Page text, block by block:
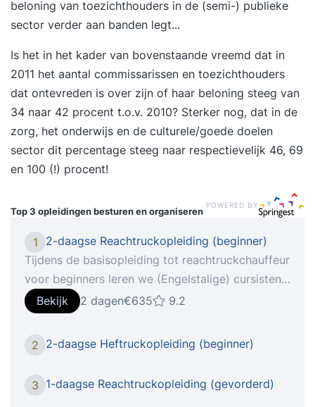
beloning van toezichthouders in de (semi-) publieke
sector verder aan banden legt...
Is het in het kader van bovenstaande vreemd dat in
2011 het aantal commissarissen en toezichthouders
dat ontevreden is over zijn of haar beloning steeg van
34 naar 42 procent t.o.v. 2010? Sterker nog, dat in de
zorg, het onderwijs en de culturele/goede doelen
sector dit percentage steeg naar respectievelijk 46, 69
en 100 (!) procent!
Top 3 opleidingenbesturen en organiseren
POWERED BY
1
2-daagse Reachtruckopleiding (beginner)
Tijdens de basisopleiding tot reachtruckchauffeur
voor beginners leren we (Engelstalige) cursisten
een reachtruck te besturen en tot in de puntjes te
beheersen. Het besturen van een reachtruck voelt
vaak onnatuurlijk, omdat er gereden wordt in een
zijwaartse richting. Met verschillende opdrachten
verschillende soorten ladingen over speciale
Bekijk 2 dagen€635 9.2
2 2-daagse Heftruckopleiding (beginner)
3 1-daagse Reachtruckopleiding (gevorderd)